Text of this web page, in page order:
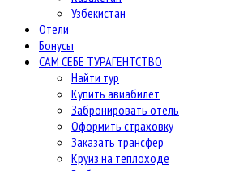
Узбекистан
Отели
Бонусы
САМ СЕБЕ ТУРАГЕНТСТВО
Найти тур
Купить авиабилет
Забронировать отель
Оформить страховку
Заказать трансфер
Круиз на теплоходе